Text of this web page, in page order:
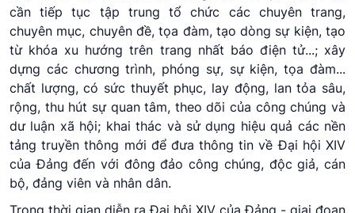
cần tiếp tục tập trung tổ chức các chuyên trang,
chuyên mục, chuyên đề, tọa đàm, tạo dòng sự kiện, tạo
từ khóa xu hướng trên trang nhất báo điện tử...; xây
dựng các chương trình, phóng sự, sự kiện, tọa đàm...
chất lượng, có sức thuyết phục, lay động, lan tỏa sâu,
rộng, thu hút sự quan tâm, theo dõi của công chúng và
dư luận xã hội; khai thác và sử dụng hiệu quả các nền
tảng truyền thông mới để đưa thông tin về Đại hội XIV
của Đảng đến với đông đảo công chúng, độc giả, cán
bộ, đảng viên và nhân dân.